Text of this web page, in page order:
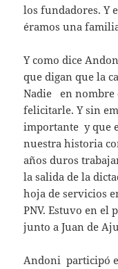
los fundadores. Y
éramos una
Y como dice
que digan que la
Nadie en nombre
felicitarle. Y sin
importante y que
nuestra historia
años duros
la salida de la
hoja de servicios
PNV. Estuvo en el
junto a Juan de
Andoni participó